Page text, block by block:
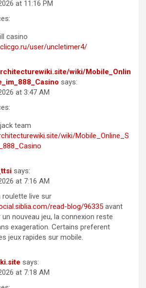
at 11:16 PM
casino
user/uncletimer4/
wiki/Mobile_Onlin
says:
at 3:47 AM
team
wiki/Mobile_Online_S
says:
at 7:16 AM
roulette live sur
read-blog/96335 avant
nouveau jeu, la connexion reste
exageration. Certains preferent
jeux rapides sur mobile.
says:
at 7:18 AM